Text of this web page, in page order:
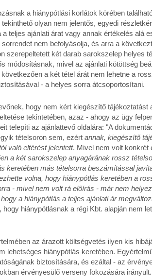
a hiánypótlási korlátok körében
olyan nem jelentős, egyedi
teljes ajánlati árat vagy annak értékelés alá
nem befolyásolja, és arra a
szerepeltetett két darab sarokszelep helyes
módosításnak, mivel az ajánlati kötöttség
a két tétel árát nem lehetne a
- a helyes sorra átcsoportosítani.
hogy nem kért kiegészítő
tekintetében, azaz - ahogy az ügy
telepíti az ajánlattevő oldalára: "A
tételsoron sem, ezért annak, kiegészítő
való eltérést jelentett. Mivel nem volt konkrét
a két sarokszelep anyagárának rossz
keretében más tételsorra beszámítással
volna, hogy hiánypótlás keretében a
- mivel nem volt rá előírás - már nem
a hiánypótlás a teljes ajánlati ár
hiánypótlásnak a régi Kbt. alapján nem
az árazott költségvetés ilyen kis
lehetséges hiánypótlás keretében.
biztosítására, és ezáltal - az
érvényesülő verseny fokozására